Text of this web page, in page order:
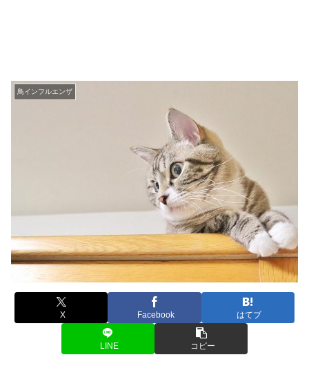
鳥インフルエンザ
X Facebook はてブ
LINE コピー